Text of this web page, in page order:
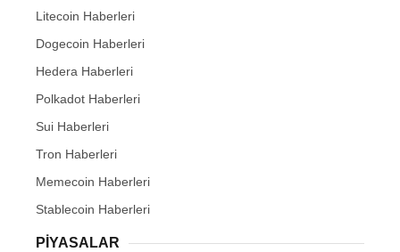
Litecoin Haberleri
Dogecoin Haberleri
Hedera Haberleri
Polkadot Haberleri
Sui Haberleri
Tron Haberleri
Memecoin Haberleri
Stablecoin Haberleri
PIYASALAR